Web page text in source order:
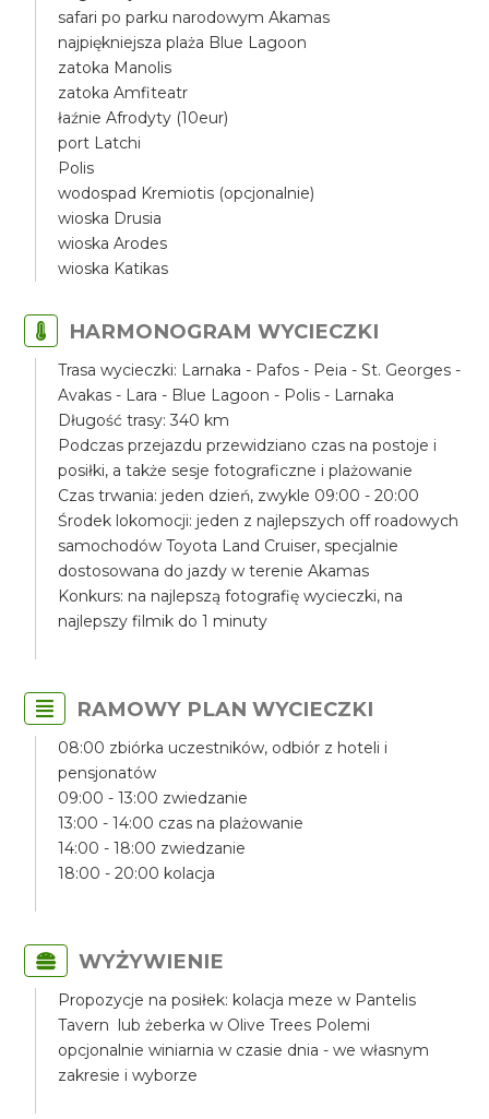
safari po parku narodowym Akamas
najpiękniejsza plaża Blue Lagoon
zatoka Manolis
zatoka Amfiteatr
łaźnie Afrodyty (10eur)
port Latchi
Polis
wodospad Kremiotis (opcjonalnie)
wioska Drusia
wioska Arodes
wioska Katikas
HARMONOGRAM WYCIECZKI
Trasa wycieczki: Larnaka - Pafos - Peia - St. Georges -
Avakas - Lara - Blue Lagoon - Polis - Larnaka
Długość trasy: 340 km
Podczas przejazdu przewidziano czas na postoje i
posiłki, a także sesje fotograficzne i plażowanie
Czas trwania: jeden dzień, zwykle 09:00 - 20:00
Środek lokomocji: jeden z najlepszych off roadowych
samochodów Toyota Land Cruiser, specjalnie
dostosowana do jazdy w terenie Akamas
Konkurs: na najlepszą fotografię wycieczki, na
najlepszy filmik do 1 minuty
RAMOWY PLAN WYCIECZKI
08:00 zbiórka uczestników, odbiór z hoteli i
pensjonatów
09:00 - 13:00 zwiedzanie
13:00 - 14:00 czas na plażowanie
14:00 - 18:00 zwiedzanie
18:00 - 20:00 kolacja
WYŻYWIENIE
Propozycje na posiłek: kolacja meze w Pantelis
Tavern lub żeberka w Olive Trees Polemi
opcjonalnie winiarnia w czasie dnia - we własnym
zakresie i wyborze